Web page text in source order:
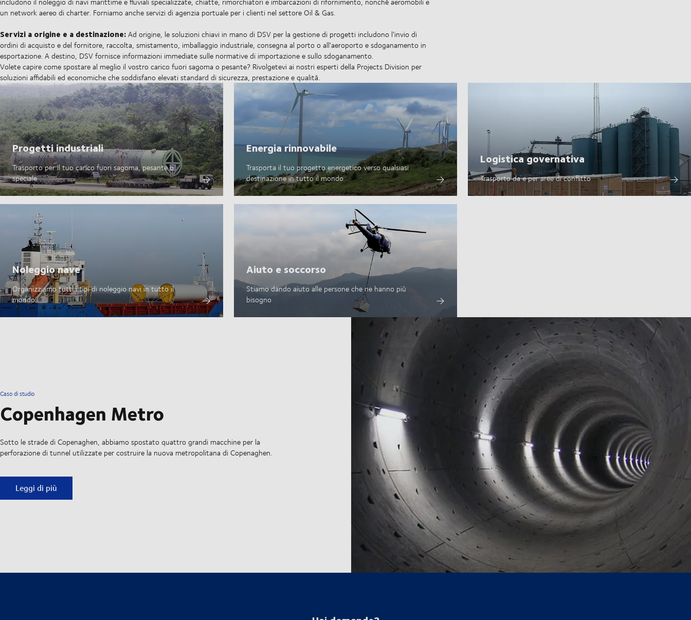
un network aereo di charter. Forniamo anche servizi di agenzia portuale per i clienti nel settore Oil & Gas.
Servizi a origine e a destinazione:Ad origine, le soluzioni chiavi in mano di DSV per la gestione di progetti includono l'invio di
ordini di acquisto e del fornitore, raccolta, smistamento, imballaggio industriale, consegna al porto o all'aeroporto e sdoganamento in
esportazione. A destino, DSV fornisce informazioni immediate sulle normative di importazione e sullo sdoganamento.
Volete capire come spostare al meglio il vostro carico fuori sagoma o pesante? Rivolgetevi ai nostri esperti della Projects Division per
soluzioni affidabili ed economiche che soddisfano elevati standard di sicurezza, prestazione e qualità.
Progetti industriali
Trasporto per il tuo carico fuori sagoma, pesante o
speciale
Energia rinnovabile
Trasporta il tuo progetto energetico verso qualsiasi
destinazione in tutto il mondo
Logistica governativa
Trasporto da e per aree di conflitto
Noleggio nave
Organizziamo tutti i tipi di noleggio navi in tutto il
mondo
Aiuto e soccorso
Stiamo dando aiuto alle persone che ne hanno più
bisogno
Caso di studio
Copenhagen Metro
Sotto le strade di Copenaghen, abbiamo spostato quattro grandi macchine per la
perforazione di tunnel utilizzate per costruire la nuova metropolitana di Copenaghen.
Copenhagen Metro
Leggi di più